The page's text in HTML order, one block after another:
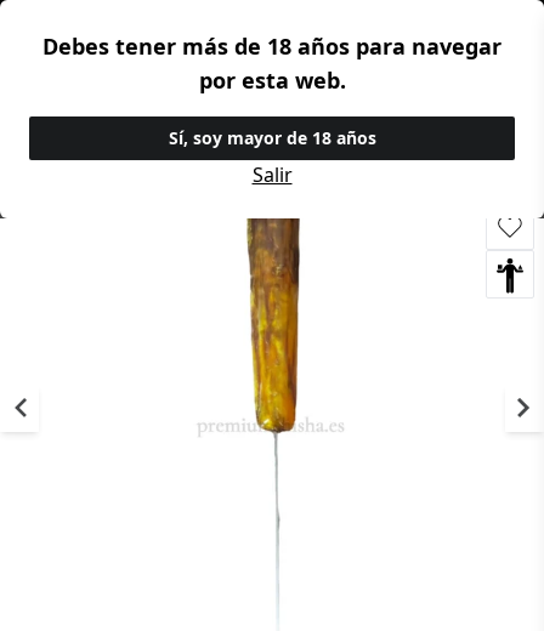
Premium Shisha
Debes tener más de 18 años para navegar
por esta web.
Sí, soy mayor de 18 años
Salir